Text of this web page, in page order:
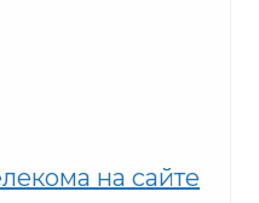
на сайте